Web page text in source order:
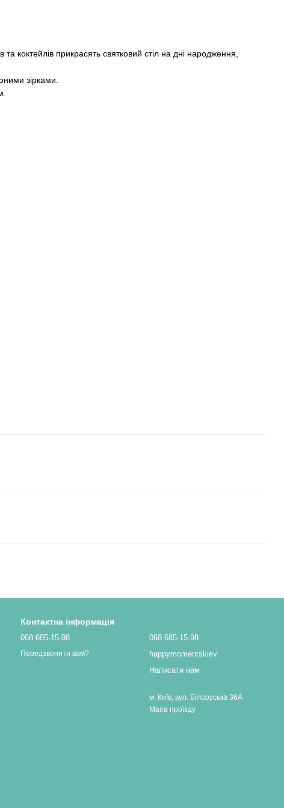
коктейлів прикрасять святковий стіл на дні народження,
зірками.
Контактна інформація
068 685-15-98
Передзвонити вам?
068 685-15-98
happymomentskiev
Написати нам
м. Київ, вул. Білоруська 36А
Мапа проїзду